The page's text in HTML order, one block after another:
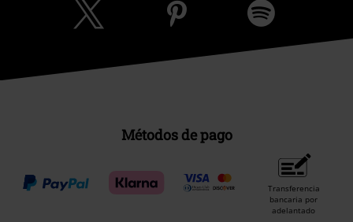
Métodos de pago
Transferencia
bancaria por
adelantado